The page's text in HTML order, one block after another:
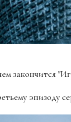
закончится
эпизоду